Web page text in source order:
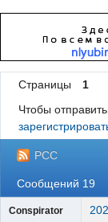
Страницы
1
Чтобы
РСС
Сообщений 19
Conspirator